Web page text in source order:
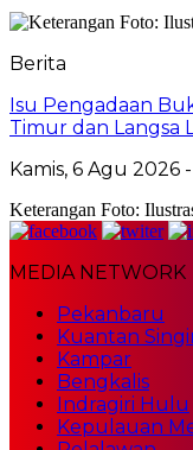
Berita
Isu Pengadaan
Timur dan Langsa
Kamis, 6 Agu 2026 -
Keterangan Foto:
MEDIA NETWORK
Pekanbaru
Kuantan
Kampar
Bengkalis
Indragiri Hulu
Kepulauan